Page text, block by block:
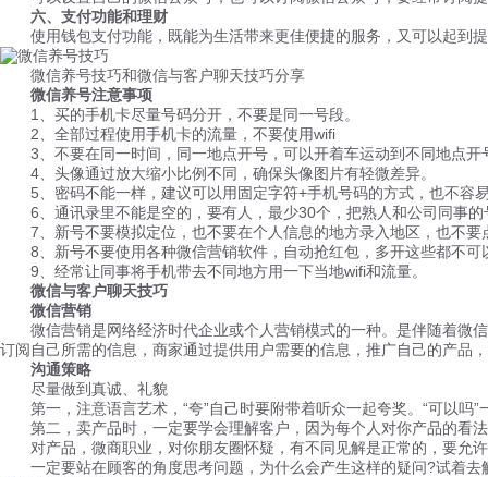
六、支付功能和理财
使用钱包支付功能，既能为生活带来更佳便捷的服务，又可以起到
微信养号技巧和微信与客户聊天技巧分享
微信养号注意事项
1、买的手机卡尽量号码分开，不要是同一号段。
2、全部过程使用手机卡的流量，不要使用wifi
3、不要在同一时间，同一地点开号，可以开着车运动到不同地点开
4、头像通过放大缩小比例不同，确保头像图片有轻微差异。
5、密码不能一样，建议可以用固定字符+手机号码的方式，也不容
6、通讯录里不能是空的，要有人，最少30个，把熟人和公司同事的
7、新号不要模拟定位，也不要在个人信息的地方录入地区，也不要
8、新号不要使用各种微信营销软件，自动抢红包，多开这些都不可
9、经常让同事将手机带去不同地方用一下当地wifi和流量。
微信与客户聊天技巧
微信营销
微信营销是网络经济时代企业或个人营销模式的一种。是伴随着微信
订阅自己所需的信息，商家通过提供用户需要的信息，推广自己的产品
沟通策略
尽量做到真诚、礼貌
第一，注意语言艺术，“夸”自己时要附带着听众一起夸奖。“可以吗”
第二，卖产品时，一定要学会理解客户，因为每个人对你产品的看
对产品，微商职业，对你朋友圈怀疑，有不同见解是正常的，要允
一定要站在顾客的角度思考问题，为什么会产生这样的疑问?试着去